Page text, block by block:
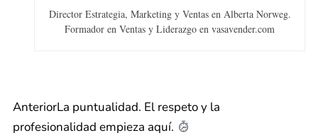
Director Estrategia, Marketing y Ventas en Alberta Norweg.
Formador en Ventas y Liderazgo en vasavender.com
AnteriorLa puntualidad. El respeto y la
profesionalidad empieza aquí.